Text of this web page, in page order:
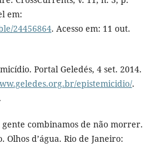
em:
24456864. Acesso em: 11 out.
Portal Geledés, 4 set. 2014.
epistemicidio/.
gente combinamos de não morrer.
Olhos d’água. Rio de Janeiro: